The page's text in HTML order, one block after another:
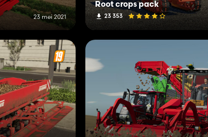
23 mei 2021
Root crops pack
23 353